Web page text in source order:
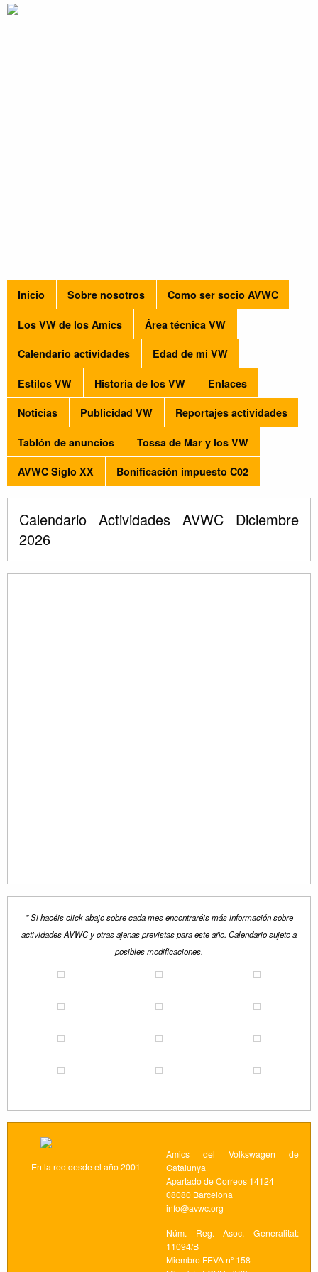
Inicio Sobre nosotros Como ser socio AVWC
Los VW de los Amics Área técnica VW
Calendario actividades Edad de mi VW
Estilos VW Historia de los VW Enlaces
Noticias Publicidad VW Reportajes actividades
Tablón de anuncios Tossa de Mar y los VW
AVWC Siglo XX Bonificación impuesto C02
Calendario Actividades AVWC Diciembre
2026
* Si hacéis click abajo sobre cada mes encontraréis más información sobre
actividades AVWC y otras ajenas previstas para este año. Calendario sujeto a
posibles modificaciones.
En la red desde el año 2001
Amics del Volkswagen de
Catalunya
Apartado de Correos 14124
08080 Barcelona
info@avwc.org
Núm. Reg. Asoc. Generalitat:
11094/B
Miembro FEVA nº 158